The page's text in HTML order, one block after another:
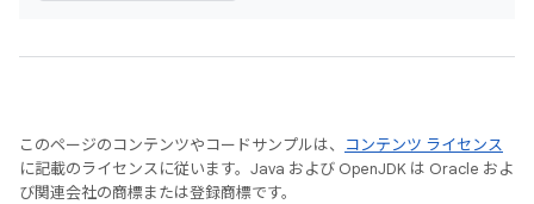
このページのコンテンツやコードサンプルは、
コンテンツ ライセンス
に記載のライセンスに従います。Java および OpenJDK は Oracle およ
び関連会社の商標または登録商標です。